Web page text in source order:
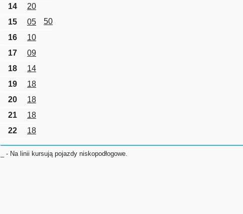
14
20
15
05
50
16
10
17
09
18
14
19
18
20
18
21
18
22
18
_ - Na linii kursują pojazdy niskopodłogowe.